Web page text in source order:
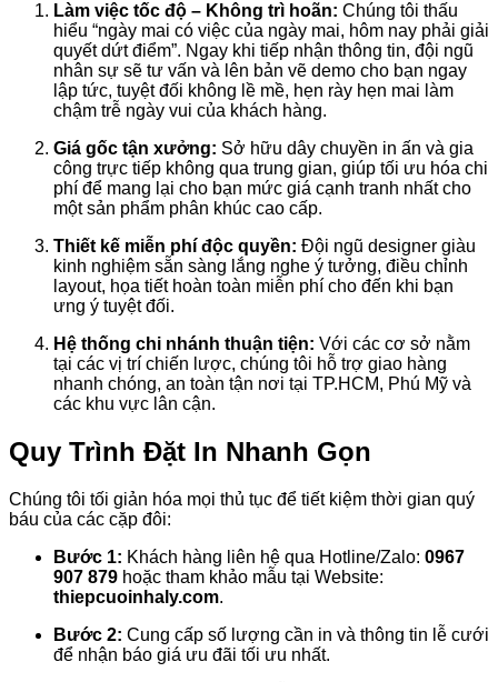
Làm việc tốc độ – Không trì hoãn: Chúng tôi thấu
hiểu “ngày mai có việc của ngày mai, hôm nay phải giải
quyết dứt điểm”. Ngay khi tiếp nhận thông tin, đội ngũ
nhân sự sẽ tư vấn và lên bản vẽ demo cho bạn ngay
lập tức, tuyệt đối không lề mề, hẹn rày hẹn mai làm
chậm trễ ngày vui của khách hàng.
Giá gốc tận xưởng: Sở hữu dây chuyền in ấn và gia
công trực tiếp không qua trung gian, giúp tối ưu hóa chi
phí để mang lại cho bạn mức giá cạnh tranh nhất cho
một sản phẩm phân khúc cao cấp.
Thiết kế miễn phí độc quyền: Đội ngũ designer giàu
kinh nghiệm sẵn sàng lắng nghe ý tưởng, điều chỉnh
layout, họa tiết hoàn toàn miễn phí cho đến khi bạn
ưng ý tuyệt đối.
Hệ thống chi nhánh thuận tiện: Với các cơ sở nằm
tại các vị trí chiến lược, chúng tôi hỗ trợ giao hàng
nhanh chóng, an toàn tận nơi tại TP.HCM, Phú Mỹ và
các khu vực lân cận.
Quy Trình Đặt In Nhanh Gọn
Chúng tôi tối giản hóa mọi thủ tục để tiết kiệm thời gian quý
báu của các cặp đôi:
Bước 1: Khách hàng liên hệ qua Hotline/Zalo: 0967
907 879 hoặc tham khảo mẫu tại Website:
thiepcuoinhaly.com.
Bước 2: Cung cấp số lượng cần in và thông tin lễ cưới
để nhận báo giá ưu đãi tối ưu nhất.